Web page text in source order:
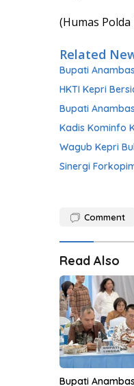
(Humas
Related
Bupati
HKTI Kepri
Bupati
Kadis Kominfo
Wagub Kepri
Sinergi
Comment
Read Also
Bupati